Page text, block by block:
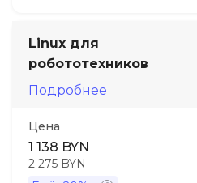
Linux для
робототехников
Подробнее
Цена
1 138 BYN
2 275 BYN